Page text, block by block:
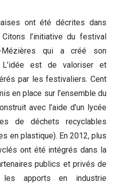
ont été décrites dans
Citons l’initiative du festival
Mézières qui a créé son
est de valoriser et
par les festivaliers. Cent
en place sur l’ensemble du
avec l’aide d’un lycée
de déchets recyclables
en plastique). En 2012, plus
ont été intégrés dans la
publics et privés de
apports en industrie